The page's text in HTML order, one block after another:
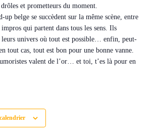
et prometteurs du moment.
up belge se succèdent sur la même scène, entre
qui partent dans tous les sens. Ils
leurs univers où tout est possible… enfin, peut-
tout cas, tout est bon pour une bonne vanne.
valent de l’or… et toi, t’es là pour en